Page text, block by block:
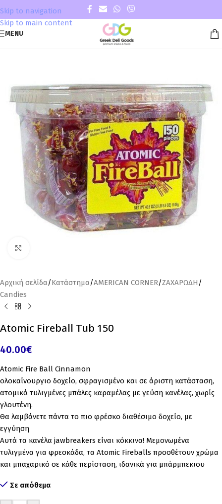
Skip to navigation
Skip to main content
MENU
Αρχική σελίδα/Κατάστημα/AMERICAN CORNER/ΖΑΧΑΡΩΔΗ /
Candies
Atomic Fireball Tub 150
40.00€
Atomic Fire Ball Cinnamon
ολοκαίνουργιο δοχείο, σφραγισμένο και σε άριστη κατάσταση,
ατομικά τυλιγμένες μπάλες καραμέλας με γεύση κανέλας, χωρίς
γλουτένη.
Θα λαμβάνετε πάντα το πιο φρέσκο ​​διαθέσιμο δοχείο, με
εγγύηση
Αυτά τα κανέλα jawbreakers είναι κόκκινα! Μεμονωμένα
τυλιγμένα για φρεσκάδα, τα Atomic Fireballs προσθέτουν χρώμα
και μπαχαρικό σε κάθε περίσταση, ιδανικά για μπάρμπεκιου
Σε απόθεμα